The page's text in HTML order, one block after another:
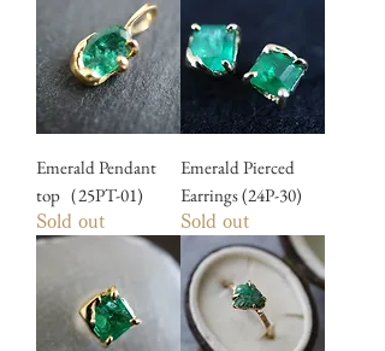
Emerald Pendant
top（25PT-01)
Sold out
Emerald Pierced
Earrings (24P-30)
Sold out